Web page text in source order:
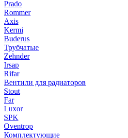
Prado
Rommer
Axis
Kermi
Buderus
Трубчатые
Zehnder
Irsap
Rifar
Вентили для радиаторов
Stout
Far
Luxor
SPK
Oventrop
Комплектующие